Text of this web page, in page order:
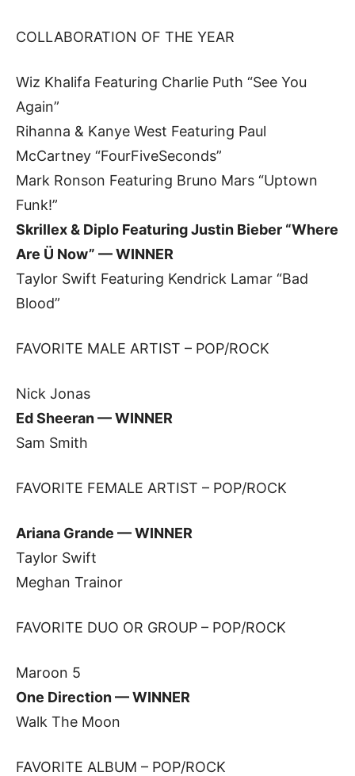
COLLABORATION OF THE YEAR
Wiz Khalifa Featuring Charlie Puth “See You
Again”
Rihanna & Kanye West Featuring Paul
McCartney “FourFiveSeconds”
Mark Ronson Featuring Bruno Mars “Uptown
Funk!”
Skrillex & Diplo Featuring Justin Bieber “Where
Are Ü Now” — WINNER
Taylor Swift Featuring Kendrick Lamar “Bad
Blood”
FAVORITE MALE ARTIST – POP/ROCK
Nick Jonas
Ed Sheeran — WINNER
Sam Smith
FAVORITE FEMALE ARTIST – POP/ROCK
Ariana Grande — WINNER
Taylor Swift
Meghan Trainor
FAVORITE DUO OR GROUP – POP/ROCK
Maroon 5
One Direction — WINNER
Walk The Moon
FAVORITE ALBUM – POP/ROCK